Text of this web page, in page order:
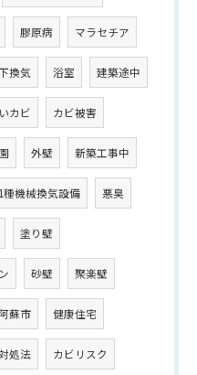
膠原病 マラセチア
換気 浴室 建築途中
カビ カビ被害
外壁 新築工事中
種機械換気設備 悪臭
塗り壁
砂壁 聚楽壁
阿蘇市 健康住宅
処法 カビリスク